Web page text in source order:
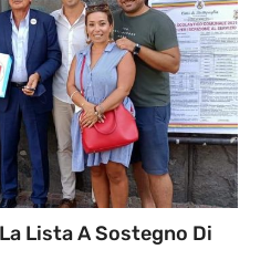
Lista A Sostegno Di